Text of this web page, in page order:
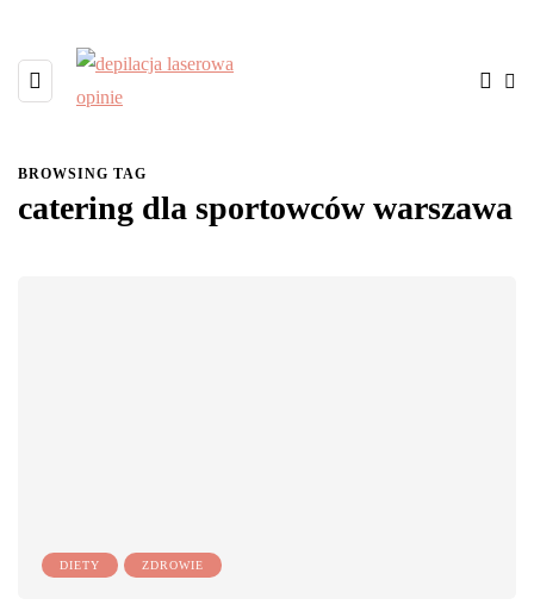
BROWSING TAG
catering dla sportowców warszawa
DIETY ZDROWIE